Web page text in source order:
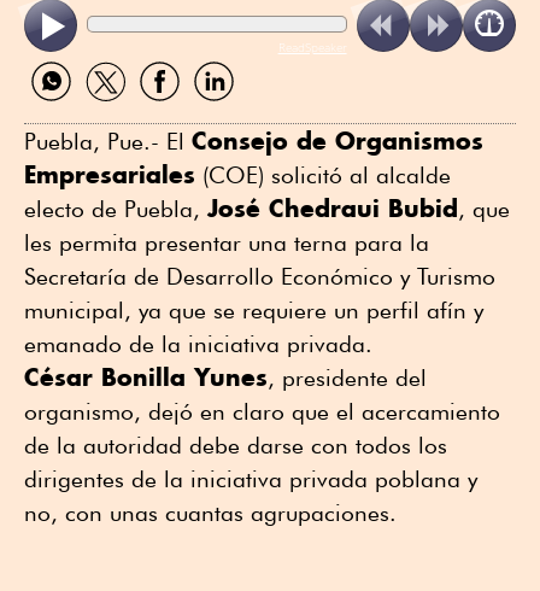
ReadSpeaker
Compartir
por
Compartir
por
Compartir
por
Compartir
por
Puebla, Pue.- El Consejo de Organismos
Empresariales (COE) solicitó al alcalde
electo de Puebla, José Chedraui Bubid, que
les permita presentar una terna para la
Secretaría de Desarrollo Económico y Turismo
municipal, ya que se requiere un perfil afín y
emanado de la iniciativa privada.
César Bonilla Yunes, presidente del
organismo, dejó en claro que el acercamiento
de la autoridad debe darse con todos los
dirigentes de la iniciativa privada poblana y
no, con unas cuantas agrupaciones.